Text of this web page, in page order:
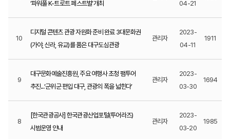
‘파워풀 K-트로트 페스트벌’개최
04-21
10
디지털 콘텐츠 관광 자원화 준비 완료 3대문화권
(가야, 신라, 유교)를 품은 대구도심관광
관리자
2023-
04-11
1911
9
대구문화예술진흥원, 주요 여행사 초청 팸투어
추진...‘군위군 편입 대구, 관광의 폭을 넓힌다’
관리자
2023-
03-30
1694
8
[한국관광공사] 한국관광산업포털(투어라즈)
시범운영 안내
관리자
2023-
03-20
1985